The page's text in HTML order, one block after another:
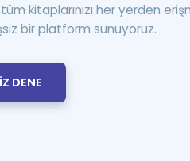
kitaplarınızı her yerden
bir platform sunuyoruz.
DENE